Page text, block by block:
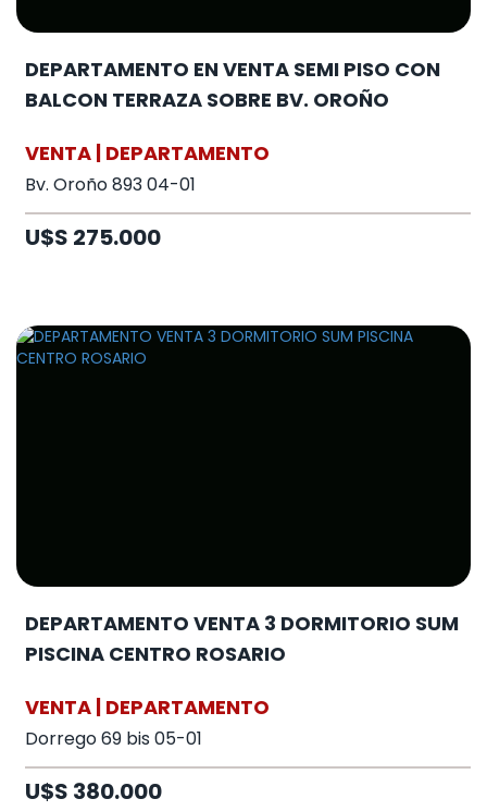
DEPARTAMENTO EN VENTA SEMI PISO CON
BALCON TERRAZA SOBRE BV. OROÑO
VENTA | DEPARTAMENTO
Bv. Oroño 893 04-01
U$S 275.000
DEPARTAMENTO VENTA 3 DORMITORIO SUM
PISCINA CENTRO ROSARIO
VENTA | DEPARTAMENTO
Dorrego 69 bis 05-01
U$S 380.000